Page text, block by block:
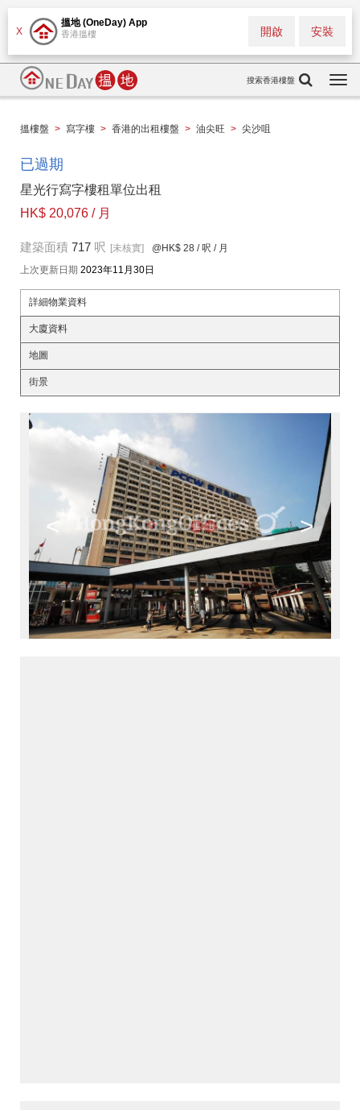
X
搵地 (OneDay) App
香港搵樓 安裝
開啟
搜索香港樓盤
搵樓盤 > 寫字樓 > 香港的出租樓盤 > 油尖旺 > 尖沙咀
已過期
星光行寫字樓租單位出租
HK$ 20,076 / 月
建築面積 717 呎 [未核實] @HK$ 28 / 呎 / 月
上次更新日期 2023年11月30日
詳細物業資料
大廈資料
地圖
街景
< >